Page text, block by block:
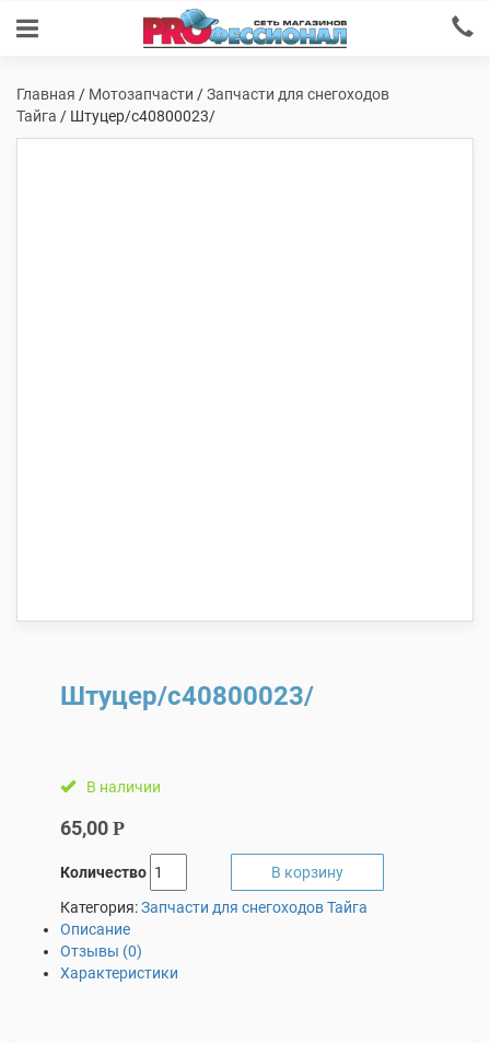
Главная / Мотозапчасти /Запчасти для снегоходов
Тайга / Штуцер/с40800023/
Штуцер/с40800023/
В наличии
65,00 Р
Количество
В корзину
Категория:Запчасти для снегоходов Тайга
Описание
Отзывы (0)
Характеристики